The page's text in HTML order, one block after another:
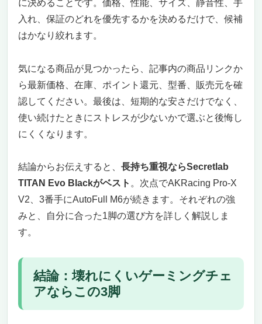
に決めることです。価格、性能、サイズ、静音性、手
入れ、保証のどれを優先するかを決めるだけで、候補
はかなり絞れます。
気になる商品が見つかったら、記事内の商品リンクか
ら最新価格、在庫、ポイント還元、型番、販売元を確
認してください。最後は、短期的な安さだけでなく、
使い続けたときにストレスが少ないかで選ぶと後悔し
にくくなります。
結論からお伝えすると、 長持ち重視ならSecretlab
TITAN Evo Blackがベスト 。次点でAKRacing Pro-X
V2、3番手にAutoFull M6が続きます。それぞれの強
みと、自分に合った1脚の選び方を詳しく解説しま
す。
結論：壊れにくいゲーミングチェ
アならこの3脚